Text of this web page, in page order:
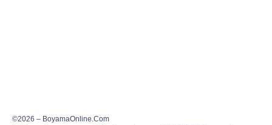
©2026 – BoyamaOnline.Com